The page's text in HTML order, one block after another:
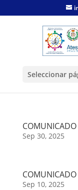
Seleccionar
Sep 30, 2025
COMUNICADO
Sep 10, 2025